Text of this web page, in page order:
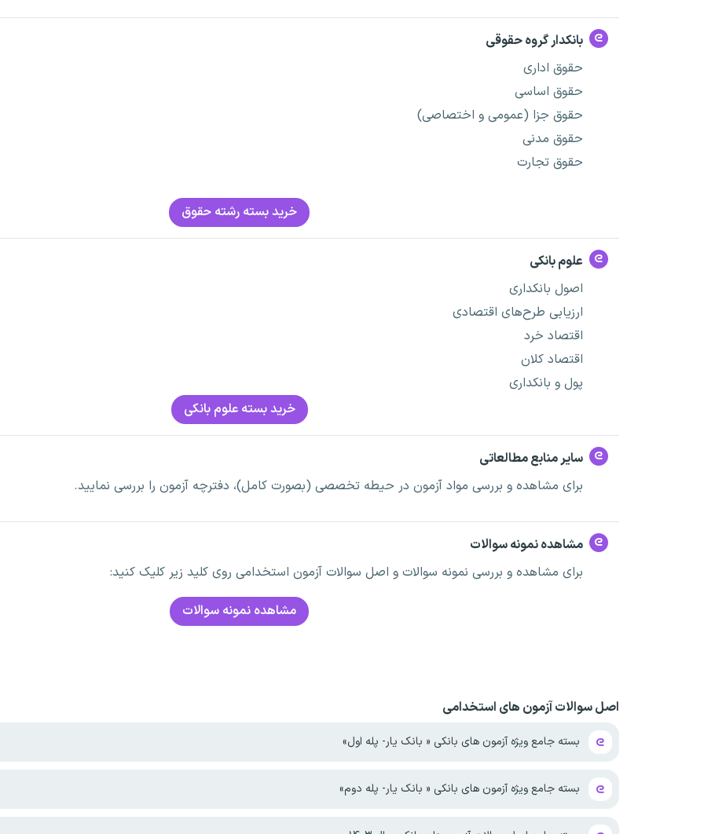
بانکدار گروه حقوقی
حقوق اداری
حقوق اساسی
حقوق جزا (عمومی و اختصاصی)
حقوق مدنی
حقوق تجارت
خرید بسته رشته حقوق
علوم بانکی
اصول بانکداری
ارزیابی طرح‌های اقتصادی
اقتصاد خرد
اقتصاد کلان
پول و بانکداری
خرید بسته علوم بانکی
سایر منابع مطالعاتی
برای مشاهده و بررسی مواد آزمون در حیطه تخصصی (بصورت کامل)، دفترچه آزمون را بررسی نمایید.
مشاهده نمونه سوالات
برای مشاهده و بررسی نمونه سوالات و اصل سوالات آزمون استخدامی روی کلید زیر کلیک کنید:
مشاهده نمونه سوالات
اصل سوالات آزمون های استخدامی
بسته جامع ویژه آزمون های بانکی « بانک یار- پله اول»
بسته جامع ویژه آزمون های بانکی « بانک یار- پله دوم»